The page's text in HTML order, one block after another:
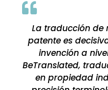

La traducción de
patente es
invención a
BeTranslated,
en propiedad